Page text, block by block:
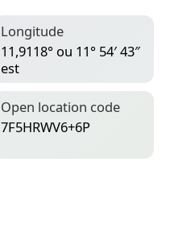
Longitude
11,9118° ou 11° 54′ 43″
est
Open location code
7F5HRWV6+6P